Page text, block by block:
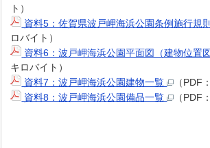
ト）
資料5：佐賀県波戸岬海浜公園条例施行規
ロバイト）
資料6：波戸岬海浜公園平面図（建物位置
キロバイト）
資料7：波戸岬海浜公園建物一覧
（PDF
資料8：波戸岬海浜公園備品一覧
（PDF